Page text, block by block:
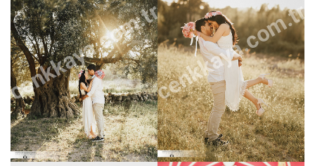
cenkkaya.com.trcenkkaya.com.tr